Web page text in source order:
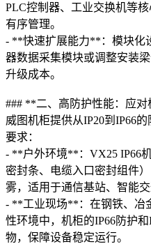
PLC控制器、工业交换机等
有序管理。
- **快速扩展能力**：模块化
器数据采集模块或调整安装
升级成本。
### **二、高防护性能：应
威图机柜提供从IP20到IP66
要求：
- **户外环境**：VX25 IP66
密封条、电缆入口密封组件
雾，适用于通信基站、智能
- **工业现场**：在钢铁、冶
性环境中，机柜的IP66防护
物，保障设备稳定运行。